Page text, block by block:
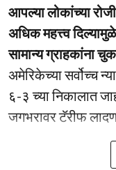
आपल्या लोकांच्या
अधिक महत्त्व
सामान्य ग्राहकांना
अमेरिकेच्या सर्वोच्च
६-३ च्या निकालात
जगभरावर टॅरीफ